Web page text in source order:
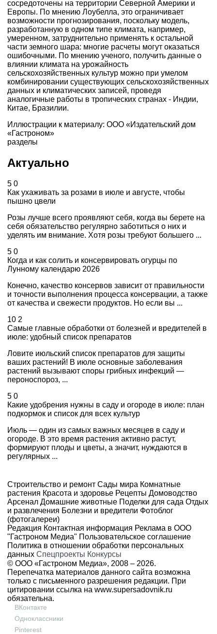
сосредоточены на территории Северной Америки и
Европы. По мнению Лоубелла, это ограничивает
возможности прогнозирования, поскольку модель,
разработанную в одном типе климата, например,
умеренном, затруднительно применять к остальной
части земного шара: многие расчеты могут оказаться
ошибочными. По мнению ученого, получить данные о
влиянии климата на урожайность
сельскохозяйственных культур можно при умелом
комбинировании существующих сельскохозяйственных
данных и климатических записей, проведя
аналогичные работы в тропических странах - Индии,
Китае, Бразилии.
Иллюстрации к материалу: ООО «Издательский дом
«Гастроном»
разделы
Актуально
5 0
Как ухаживать за розами в июле и августе, чтобы
пышно цвели
Розы лучше всего проявляют себя, когда вы берете на
себя обязательство регулярно заботиться о них и
уделять им внимание. Хотя розы требуют большего ...
5 0
Когда и как солить и консервировать огурцы по
Лунному календарю 2026
Конечно, качество консервов зависит от правильности
и точности выполнения процесса консервации, а также
от качества и свежести продуктов. Но если вы ...
10 2
Самые главные обработки от болезней и вредителей в
июле: удобный список препаратов
Ловите июльский список препаратов для защиты
ваших растений! В июле основные заболевания
растений вызывают споры грибных инфекций —
пероноспороз, ...
5 0
Какие удобрения нужны в саду и огороде в июле: план
подкормок и список для всех культур
Июль — один из самых важных месяцев в саду и
огороде. В это время растения активно растут,
формируют плоды и цветы, а значит, нуждаются в
регулярных ...
Строительство и ремонт Сады мира Комнатные
растения Красота и здоровье Рецепты Домоводство
Арсенал Домашние животные Поделки для сада Отдых
и развлечения Болезни и вредители Фотоблог
(фотогалереи)
Редакция Контактная информация Реклама в ООО
"Гастроном Медиа" Пользовательское соглашение
Политика в отношении обработки персональных
данных Спецпроекты Конкурсы
© ООО «Гастроном Медиа», 2008 – 2026.
Перепечатка материалов данного сайта возможна
только с письменного разрешения редакции. При
цитировании ссылка на www.supersadovnik.ru
обязательна.
ВКонтакте
Одноклассники
Pinterest